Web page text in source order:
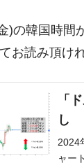
)の韓国時間
お読み頂け
「
し
2024
ャー